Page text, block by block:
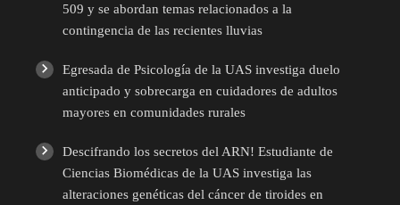
509 y se abordan temas relacionados a la
contingencia de las recientes lluvias
Egresada de Psicología de la UAS investiga duelo
anticipado y sobrecarga en cuidadores de adultos
mayores en comunidades rurales
Descifrando los secretos del ARN! Estudiante de
Ciencias Biomédicas de la UAS investiga las
alteraciones genéticas del cáncer de tiroides en